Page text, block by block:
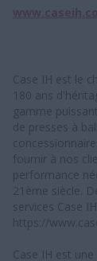
Case IH est le
180 ans
gamme
de presses à
fournir à nos
performance
21ème siècle.
services Case
https://
Case IH est